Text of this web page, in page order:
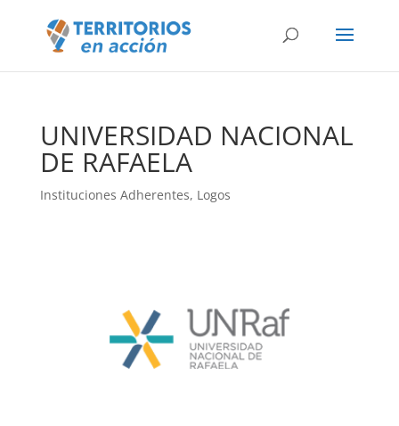
UNIVERSIDAD NACIONAL
DE RAFAELA
Instituciones Adherentes, Logos